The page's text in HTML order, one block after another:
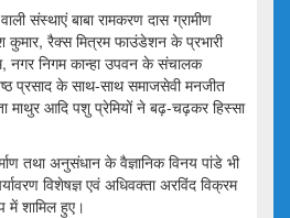
संस्थाएं बाबा रामकरण दास ग्रामीण
रैक्स मित्रम फाउंडेशन के प्रभारी
नगर निगम कान्हा उपवन के संचालक
प्रसाद के साथ-साथ समाजसेवी मनजीत
माथुर आदि पशु प्रेमियों ने बढ़-चढ़कर हिस्सा
तथा अनुसंधान के वैज्ञानिक विनय पांडे भी
विशेषज्ञ एवं अधिवक्ता अरविंद विक्रम
शामिल हुए।